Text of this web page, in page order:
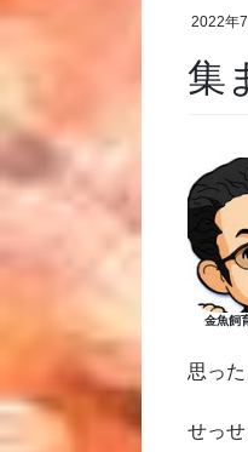
2022年
集
金魚飼
思っ
せっ